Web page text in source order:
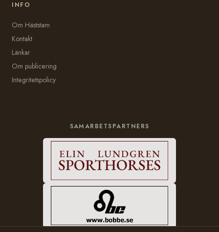
INFO
Om Häststam
Kontakt
Länkar
Om publicering
Integritetspolicy
SAMARBETSPARTNERS